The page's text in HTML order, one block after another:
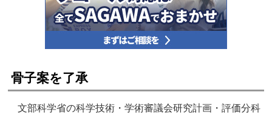
骨子案を了承
文部科学省の科学技術・学術審議会研究計画・評価分科